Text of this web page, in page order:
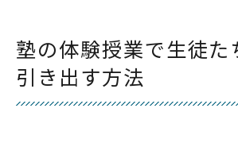
塾の体験授業で生徒た
引き出す方法